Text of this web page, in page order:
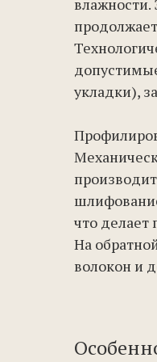
влажности.
укладки),
что делает
На
волокон и